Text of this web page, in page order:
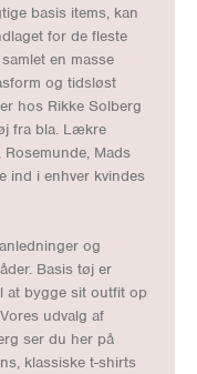
basis items, kan
for de fleste
en masse
og tidsløst
hos Rikke Solberg
fra bla. Lækre
Mads
ind i enhver kvindes
og
Basis tøj er
at bygge sit outfit op
udvalg af
ser du her på
klassiske t-shirts